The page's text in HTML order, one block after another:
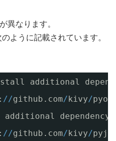
異なります。
ように記載されています。
additional
//github.com/ kivy/
dependency
//github.com/ kivy/